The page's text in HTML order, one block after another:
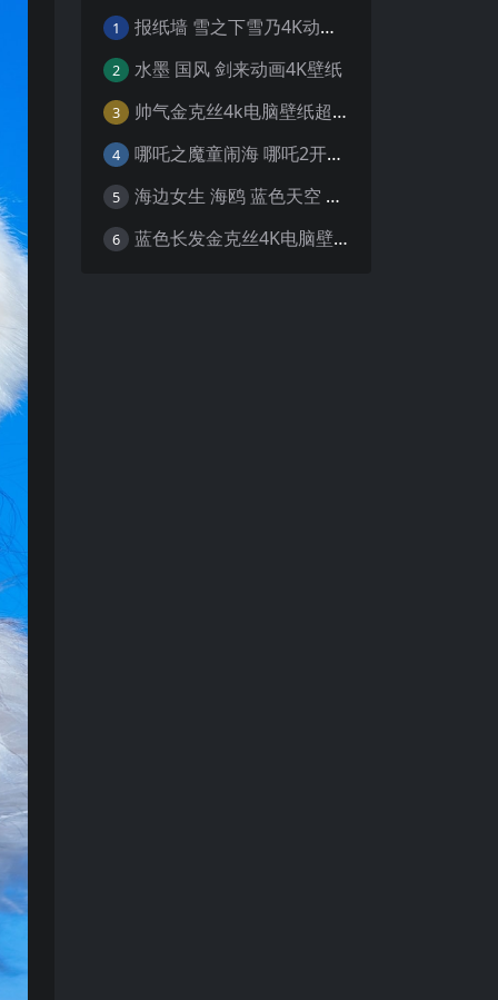
1 报纸墙 雪之下雪乃4K动漫壁纸
2 水墨 国风 剑来动画4K壁纸
3 帅气金克丝4k电脑壁纸超清
4 哪吒之魔童闹海 哪吒2开场4K壁纸
5 海边女生 海鸥 蓝色天空 4K壁纸
6 蓝色长发金克丝4K电脑壁纸